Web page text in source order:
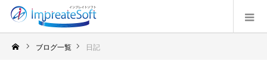
ブログ一覧 日記